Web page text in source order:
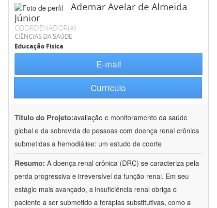
Ademar Avelar de Almeida
Júnior
COORDENADOR(A)
CIÊNCIAS DA SAÚDE
Educação Física
E-mail
Currículo
Título do Projeto:avaliação e monitoramento da saúde
global e da sobrevida de pessoas com doença renal crônica
submetidas a hemodiálise: um estudo de coorte
Resumo: A doença renal crônica (DRC) se caracteriza pela
perda progressiva e irreversível da função renal. Em seu
estágio mais avançado, a insuficiência renal obriga o
paciente a ser submetido a terapias substitutivas, como a